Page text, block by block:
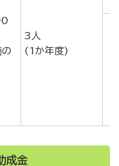
3人
(1か年度)
成金